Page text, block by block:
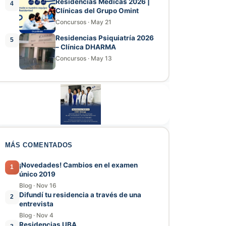
4
Clínicas del Grupo Omint
Concursos · May 21
5
Residencias Psiquiatría 2026
– Clínica DHARMA
Concursos · May 13
MÁS COMENTADOS
1
¡Novedades! Cambios en el examen
único 2019
Blog · Nov 16
2
Difundí tu residencia a través de una
entrevista
Blog · Nov 4
Residencias UBA